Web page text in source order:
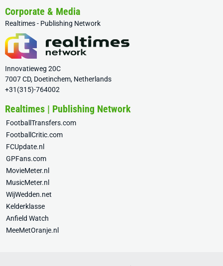
Corporate & Media
Realtimes - Publishing Network
Innovatieweg 20C
7007 CD, Doetinchem, Netherlands
+31(315)-764002
Realtimes | Publishing Network
FootballTransfers.com
FootballCritic.com
FCUpdate.nl
GPFans.com
MovieMeter.nl
MusicMeter.nl
WijWedden.net
Kelderklasse
Anfield Watch
MeeMetOranje.nl